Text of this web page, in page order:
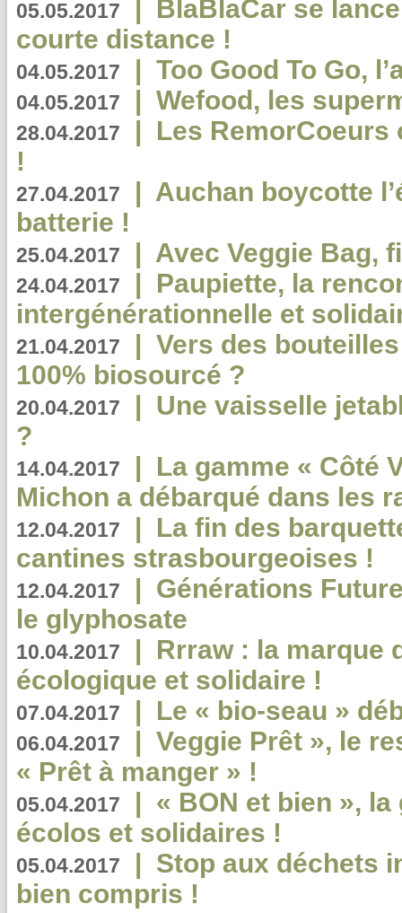
05.05.2017 | BlaBlaCar se
courte distance !
04.05.2017 | Too Good To Go,
04.05.2017 | Wefood, les
28.04.2017 | Les RemorCoeurs
!
27.04.2017 | Auchan boycotte
batterie !
25.04.2017 | Avec Veggie Bag,
24.04.2017 | Paupiette, la
intergénérationnelle et
21.04.2017 | Vers des
100% biosourcé ?
20.04.2017 | Une vaisselle
?
14.04.2017 | La gamme « Côté
Michon a débarqué dans les
12.04.2017 | La fin des
cantines strasbourgeoises !
12.04.2017 | Générations
le glyphosate
10.04.2017 | Rrraw : la marque
écologique et solidaire !
07.04.2017 | Le « bio-seau »
06.04.2017 | Veggie Prêt », le
« Prêt à manger » !
05.04.2017 | « BON et bien »,
écolos et solidaires !
05.04.2017 | Stop aux déchets
bien compris !